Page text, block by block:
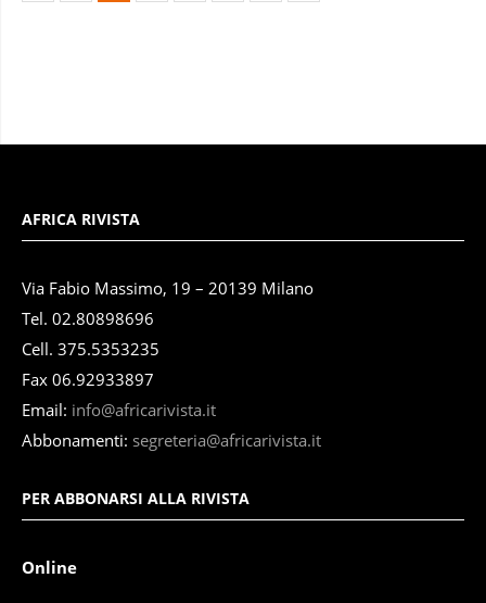
AFRICA RIVISTA
Via Fabio Massimo, 19 – 20139 Milano
Tel. 02.80898696
Cell. 375.5353235
Fax 06.92933897
Email: info@africarivista.it
Abbonamenti: segreteria@africarivista.it
PER ABBONARSI ALLA RIVISTA
Online